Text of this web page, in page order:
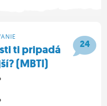
24
ti pripadá
(MBTI)